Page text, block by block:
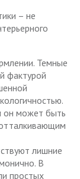
– не
Темные
фактурой
он может быть
лишние
В
простых